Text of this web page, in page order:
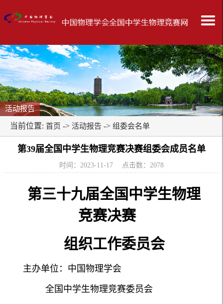
活动报告
当前位置: 首页 -> 活动报告 -> 组委会名单
第39届全国中学生物理竞赛决赛组委会成员名单
时间：2023-11-17 点击数： 2078
第三十九届全国中学生物理
竞赛决赛
组织工作委员会
主办单位：中国物理学会
全国中学生物理竞赛委员会